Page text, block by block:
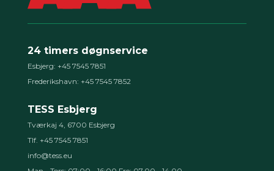
24 timers døgnservice
Esbjerg: +45 7545 7851
Frederikshavn: +45 7545 7852
TESS Esbjerg
Tværkaj 4, 6700 Esbjerg
Tlf. +45 7545 7851
info@tess.eu